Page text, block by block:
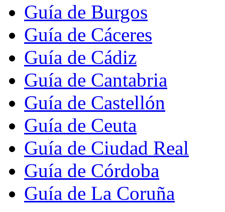
Guía de Burgos
Guía de Cáceres
Guía de Cádiz
Guía de Cantabria
Guía de Castellón
Guía de Ceuta
Guía de Ciudad Real
Guía de Córdoba
Guía de La Coruña